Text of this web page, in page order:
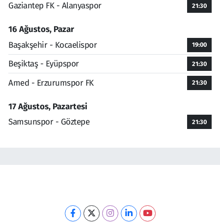
Gaziantep FK - Alanyaspor 21:30
16 Ağustos, Pazar
Başakşehir - Kocaelispor
19:00
Beşiktaş - Eyüpspor 21:30
Amed - Erzurumspor FK 21:30
17 Ağustos, Pazartesi
Samsunspor - Göztepe
21:30